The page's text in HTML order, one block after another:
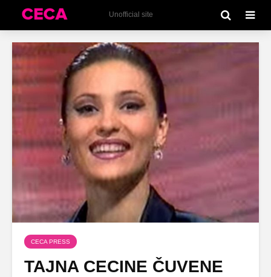
Unofficial site
CECA PRESS
TAJNA CECINE ČUVENE